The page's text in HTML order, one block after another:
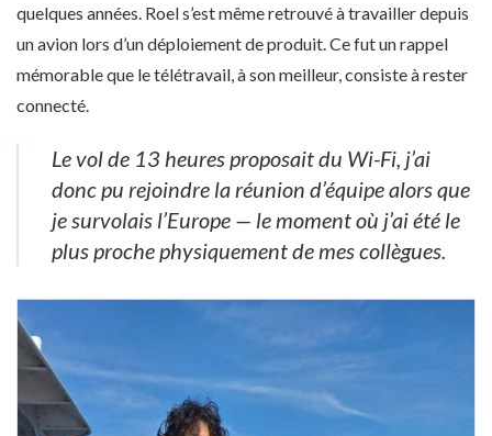
quelques années. Roel s’est même retrouvé à travailler depuis
un avion lors d’un déploiement de produit. Ce fut un rappel
mémorable que le télétravail, à son meilleur, consiste à rester
connecté.
Le vol de 13 heures proposait du Wi-Fi, j’ai
donc pu rejoindre la réunion d’équipe alors que
je survolais l’Europe — le moment où j’ai été le
plus proche physiquement de mes collègues.